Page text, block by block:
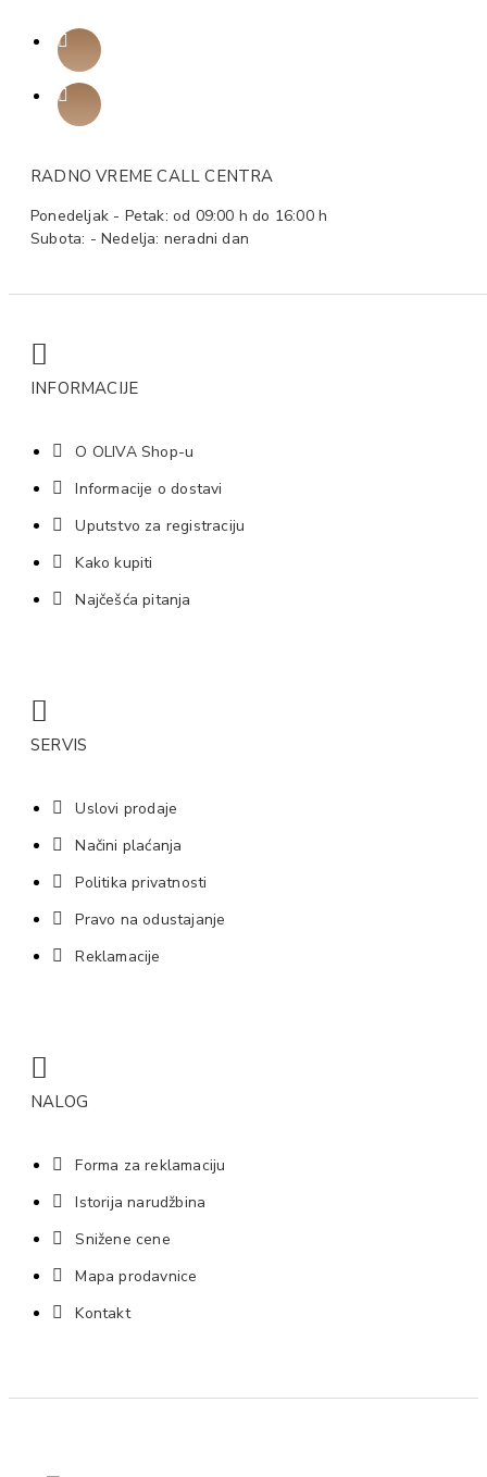
RADNO VREME CALL CENTRA
Ponedeljak - Petak: od 09:00 h do 16:00 h
Subota: - Nedelja: neradni dan
INFORMACIJE
O OLIVA Shop-u
Informacije o dostavi
Uputstvo za registraciju
Kako kupiti
Najčešća pitanja
SERVIS
Uslovi prodaje
Načini plaćanja
Politika privatnosti
Pravo na odustajanje
Reklamacije
NALOG
Forma za reklamaciju
Istorija narudžbina
Snižene cene
Mapa prodavnice
Kontakt